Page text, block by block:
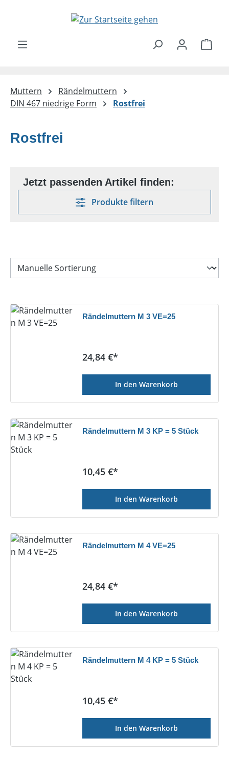
Zum Hauptinhalt springen
Muttern
Rändelmuttern
DIN 467 niedrige Form
Rostfrei
Rostfrei
Produkte filtern
Rändelmuttern M 3 VE=25
Regulärer Preis:
24,84 €*
In den Warenkorb
Rändelmuttern M 3 KP = 5 Stück
Regulärer Preis:
10,45 €*
In den Warenkorb
Rändelmuttern M 4 VE=25
Regulärer Preis:
24,84 €*
In den Warenkorb
Rändelmuttern M 4 KP = 5 Stück
Regulärer Preis:
10,45 €*
In den Warenkorb